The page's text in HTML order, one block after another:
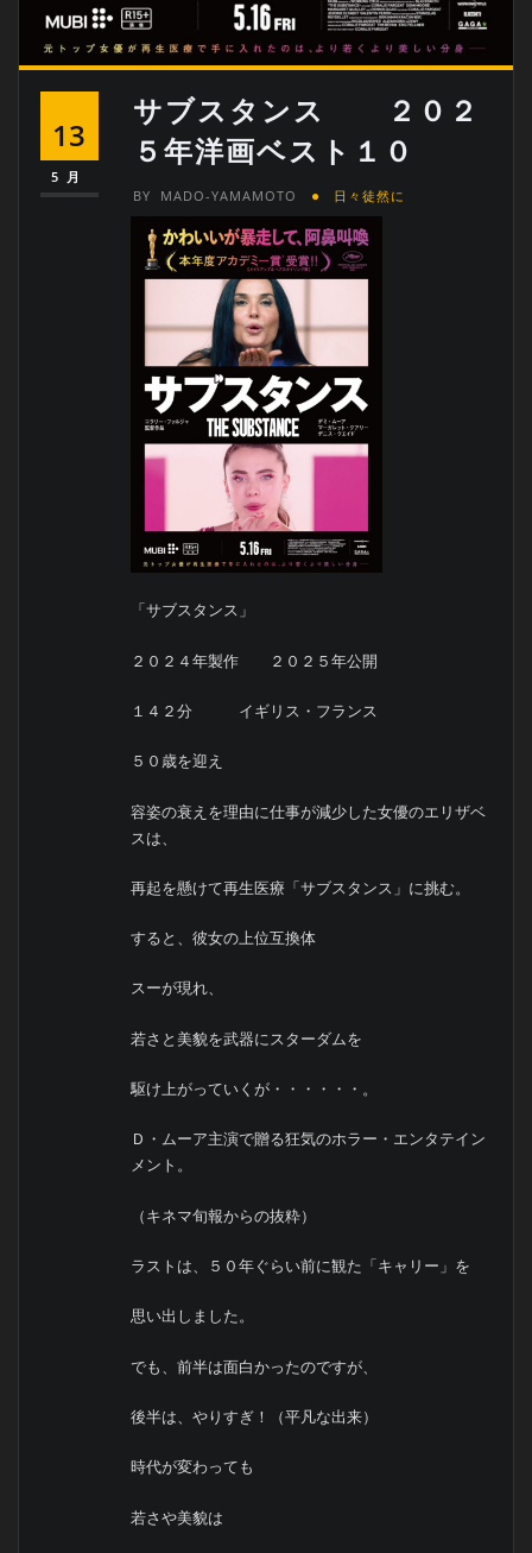
13
5月
サブスタンス ２０２
５年洋画ベスト１０
BY MADO-YAMAMOTO 日々徒然に
「サブスタンス」
２０２４年製作 ２０２５年公開
１４２分 イギリス・フランス
５０歳を迎え
容姿の衰えを理由に仕事が減少した女優のエリザベ
スは、
再起を懸けて再生医療「サブスタンス」に挑む。
すると、彼女の上位互換体
スーが現れ、
若さと美貌を武器にスターダムを
駆け上がっていくが・・・・・・。
Ｄ・ムーア主演で贈る狂気のホラー・エンタテイン
メント。
（キネマ旬報からの抜粋）
ラストは、５０年ぐらい前に観た「キャリー」を
思い出しました。
でも、前半は面白かったのですが、
後半は、やりすぎ！（平凡な出来）
時代が変わっても
若さや美貌は